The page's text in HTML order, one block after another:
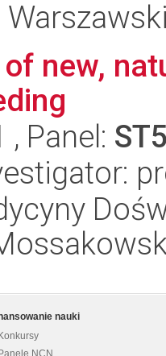
new,
, Panel:
nauki
Konkursy
Panele NCN